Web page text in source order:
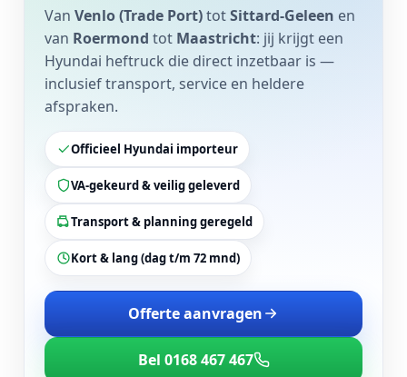
Van Venlo (Trade Port)totSittard-Geleen en
van Roermond tot Maastricht: jij krijgt een
Hyundai heftruck die direct inzetbaar is —
inclusief transport, service en heldere
afspraken.
Officieel Hyundai importeur
VA-gekeurd & veilig geleverd
Transport & planning geregeld
Kort & lang (dag t/m 72 mnd)
Offerte aanvragen
Bel 0168 467 467